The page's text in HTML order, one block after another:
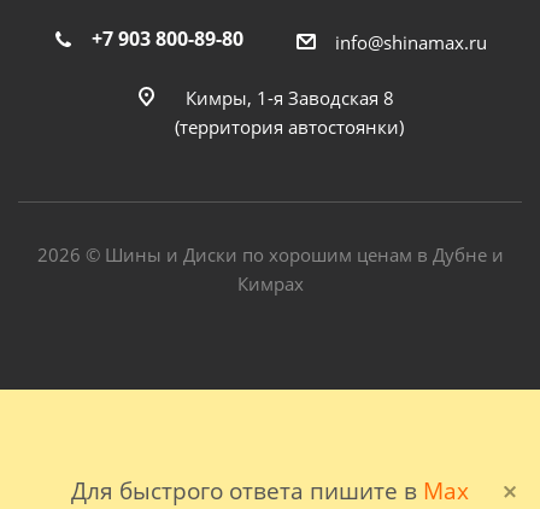
Для быстрого ответа пишите в Max
+7 903 800-89-80 info@shinamax.ru
Кимры, 1-я Заводская 8
(территория автостоянки)
2026 © Шины и Диски по хорошим ценам в Дубне и
Кимрах